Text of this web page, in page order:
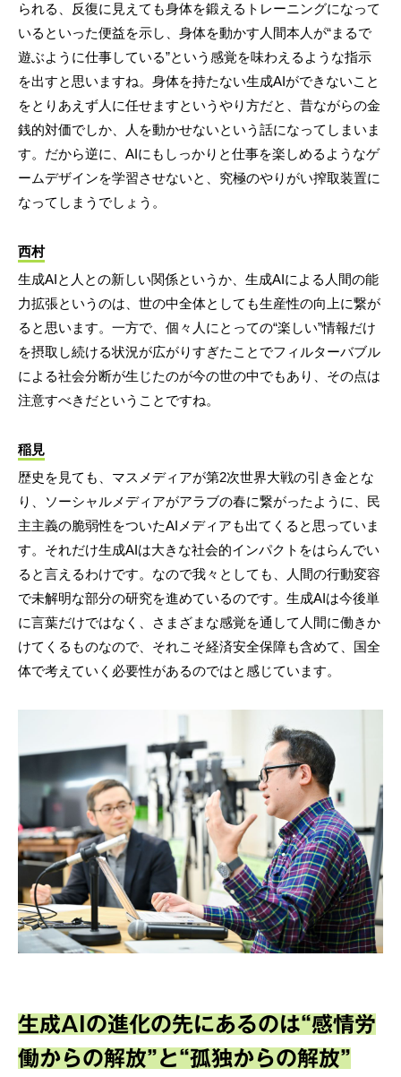
られる、反復に見えても身体を鍛えるトレーニングになって
いるといった便益を示し、身体を動かす人間本人が“まるで
遊ぶように仕事している”という感覚を味わえるような指示
を出すと思いますね。身体を持たない生成AIができないこと
をとりあえず人に任せますというやり方だと、昔ながらの金
銭的対価でしか、人を動かせないという話になってしまいま
す。だから逆に、AIにもしっかりと仕事を楽しめるようなゲ
ームデザインを学習させないと、究極のやりがい搾取装置に
なってしまうでしょう。
西村
生成AIと人との新しい関係というか、生成AIによる人間の能
力拡張というのは、世の中全体としても生産性の向上に繋が
ると思います。一方で、個々人にとっての“楽しい”情報だけ
を摂取し続ける状況が広がりすぎたことでフィルターバブル
による社会分断が生じたのが今の世の中でもあり、その点は
注意すべきだということですね。
稲見
歴史を見ても、マスメディアが第2次世界大戦の引き金とな
り、ソーシャルメディアがアラブの春に繋がったように、民
主主義の脆弱性をついたAIメディアも出てくると思っていま
す。それだけ生成AIは大きな社会的インパクトをはらんでい
ると言えるわけです。なので我々としても、人間の行動変容
で未解明な部分の研究を進めているのです。生成AIは今後単
に言葉だけではなく、さまざまな感覚を通して人間に働きか
けてくるものなので、それこそ経済安全保障も含めて、国全
体で考えていく必要性があるのではと感じています。
生成AIの進化の先にあるのは“感情労
働からの解放”と“孤独からの解放”